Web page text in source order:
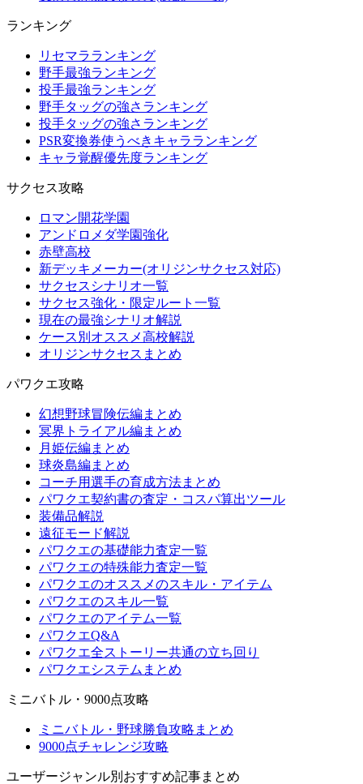
ランキング
リセマラランキング
野手最強ランキング
投手最強ランキング
野手タッグの強さランキング
投手タッグの強さランキング
PSR変換券使うべきキャラランキング
キャラ覚醒優先度ランキング
サクセス攻略
ロマン開花学園
アンドロメダ学園強化
赤壁高校
新デッキメーカー(オリジンサクセス対応)
サクセスシナリオ一覧
サクセス強化・限定ルート一覧
現在の最強シナリオ解説
ケース別オススメ高校解説
オリジンサクセスまとめ
パワクエ攻略
幻想野球冒険伝編まとめ
冥界トライアル編まとめ
月姫伝編まとめ
球炎島編まとめ
コーチ用選手の育成方法まとめ
パワクエ契約書の査定・コスパ算出ツール
装備品解説
遠征モード解説
パワクエの基礎能力査定一覧
パワクエの特殊能力査定一覧
パワクエのオススメのスキル・アイテム
パワクエのスキル一覧
パワクエのアイテム一覧
パワクエQ&A
パワクエ全ストーリー共通の立ち回り
パワクエシステムまとめ
ミニバトル・9000点攻略
ミニバトル・野球勝負攻略まとめ
9000点チャレンジ攻略
ユーザージャンル別おすすめ記事まとめ